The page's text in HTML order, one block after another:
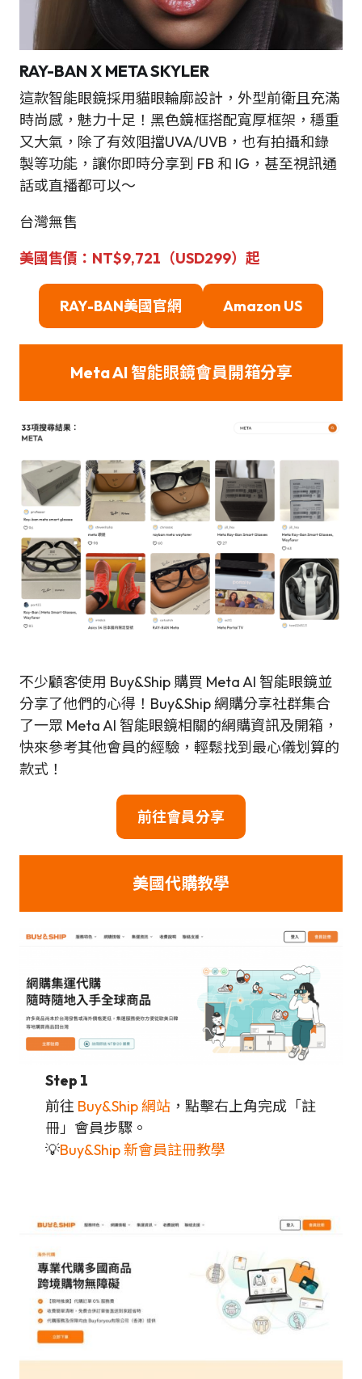
RAY-BAN X META SKYLER
這款智能眼鏡採用貓眼輪廓設計，外型前衛且充滿
時尚感，魅力十足！黑色鏡框搭配寬厚框架，穩重
又大氣，除了有效阻擋UVA/UVB，也有拍攝和錄
製等功能，讓你即時分享到 FB 和 IG，甚至視訊通
話或直播都可以～
台灣無售
美國售價：NT$9,721（USD299）起
RAY-BAN美國官網 Amazon US
Meta AI 智能眼鏡會員開箱分享
不少顧客使用 Buy&Ship 購買 Meta AI 智能眼鏡並
分享了他們的心得！Buy&Ship 網購分享社群集合
了一眾 Meta AI 智能眼鏡相關的網購資訊及開箱，
快來參考其他會員的經驗，輕鬆找到最心儀划算的
款式！
前往會員分享
美國代購教學
Step 1
前往 Buy&Ship 網站 ，點擊右上角完成「註
冊」會員步驟。
💡Buy&Ship 新會員註冊教學